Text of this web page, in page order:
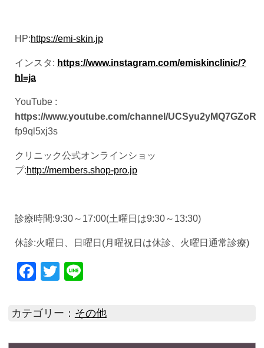
HP:https://emi-skin.jp
インスタ: https://www.instagram.com/emiskinclinic/?
hl=ja
YouTube :
https://www.youtube.com/channel/
fp9ql5xj3s
クリニック公式オンラインショッ
プ:http://members.shop-pro.jp
診療時間:9:30～17:00(土曜日は9:30～13:30)
休診:火曜日、日曜日(月曜祝日は休診、火曜日通常診療)
Facebook
Twitter
Line
カテゴリー： その他